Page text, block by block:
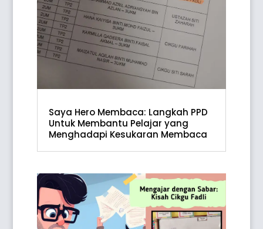
Saya Hero Membaca: Langkah PPD
Untuk Membantu Pelajar yang
Menghadapi Kesukaran Membaca